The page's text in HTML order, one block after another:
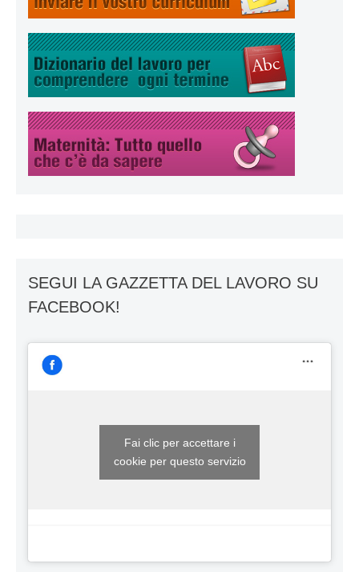
SEGUI LA GAZZETTA DEL LAVORO SU
FACEBOOK!
Fai clic per accettare i
cookie per questo servizio